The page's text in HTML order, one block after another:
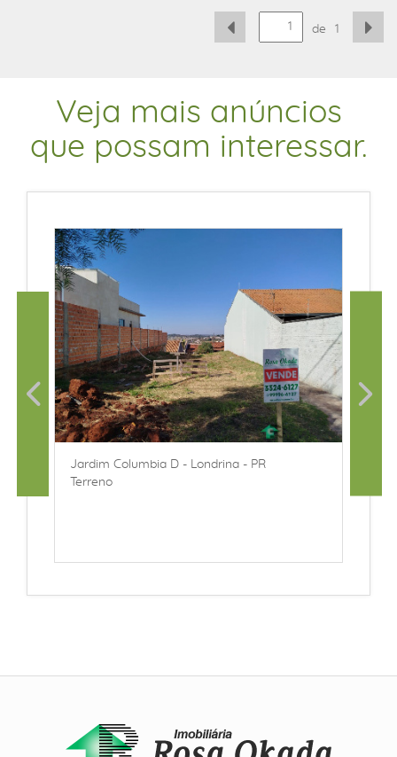
de 1
Veja mais anúncios
que possam interessar.
Jardim Columbia D - Londrina - PR
Terreno